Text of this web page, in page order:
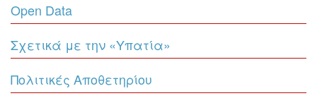
Open Data
Σχετικά με την «Υπατία»
Πολιτικές Αποθετηρίου